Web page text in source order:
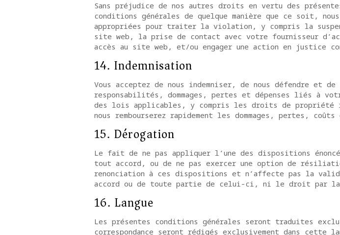
Sans préjudice de nos autres droits en vertu des
conditions générales de quelque manière que ce soit,
appropriées pour traiter la violation, y compris la
site web, la prise de contact avec votre fournisseur
accès au site web, et/ou engager une action en justice
14. Indemnisation
Vous acceptez de nous indemniser, de nous défendre et
responsabilités, dommages, pertes et dépenses liés à
des lois applicables, y compris les droits de
nous rembourserez rapidement les dommages, pertes,
15. Dérogation
Le fait de ne pas appliquer l’une des dispositions
tout accord, ou de ne pas exercer une option de
renonciation à ces dispositions et n’affecte pas la
accord ou de toute partie de celui-ci, ni le droit par la
16. Langue
Les présentes conditions générales seront traduites
correspondance seront rédigés exclusivement dans cette